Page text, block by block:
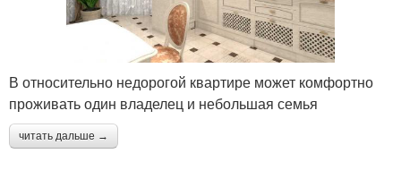
В относительно недорогой квартире может комфортно
проживать один владелец и небольшая семья
читать дальше →